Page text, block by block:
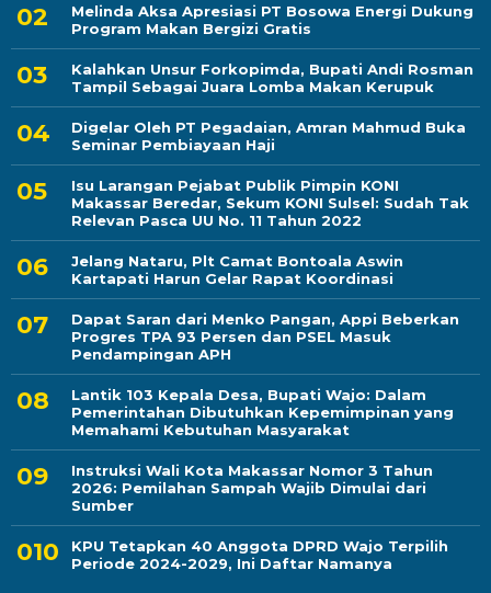
Melinda Aksa Apresiasi PT Bosowa Energi Dukung
Program Makan Bergizi Gratis
Kalahkan Unsur Forkopimda, Bupati Andi Rosman
Tampil Sebagai Juara Lomba Makan Kerupuk
Digelar Oleh PT Pegadaian, Amran Mahmud Buka
Seminar Pembiayaan Haji
Isu Larangan Pejabat Publik Pimpin KONI
Makassar Beredar, Sekum KONI Sulsel: Sudah Tak
Relevan Pasca UU No. 11 Tahun 2022
Jelang Nataru, Plt Camat Bontoala Aswin
Kartapati Harun Gelar Rapat Koordinasi
Dapat Saran dari Menko Pangan, Appi Beberkan
Progres TPA 93 Persen dan PSEL Masuk
Pendampingan APH
Lantik 103 Kepala Desa, Bupati Wajo: Dalam
Pemerintahan Dibutuhkan Kepemimpinan yang
Memahami Kebutuhan Masyarakat
Instruksi Wali Kota Makassar Nomor 3 Tahun
2026: Pemilahan Sampah Wajib Dimulai dari
Sumber
KPU Tetapkan 40 Anggota DPRD Wajo Terpilih
Periode 2024-2029, Ini Daftar Namanya